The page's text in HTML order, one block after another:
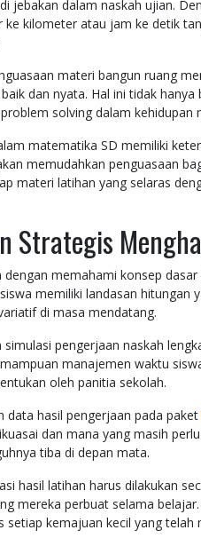
jebakan dalam naskah ujian.
ke kilometer atau jam ke detik
materi bangun ruang
dan nyata. Hal ini tidak
solving dalam
matematika SD memiliki
memudahkan penguasaan
materi latihan yang selaras
Strategis
dengan memahami konsep
memiliki landasan hitungan
di masa mendatang.
simulasi pengerjaan naskah
manajemen waktu
oleh panitia sekolah.
data hasil pengerjaan pada paket
dan mana yang masih
tiba di depan mata.
hasil latihan harus dilakukan
mereka perbuat selama
setiap kemajuan kecil yang